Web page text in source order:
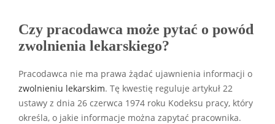
Czy pracodawca może pytać o powód
zwolnienia lekarskiego?
Pracodawca nie ma prawa żądać ujawnienia informacji o
zwolnieniu lekarskim. Tę kwestię reguluje artykuł 22
ustawy z dnia 26 czerwca 1974 roku Kodeksu pracy, który
określa, o jakie informacje można zapytać pracownika.